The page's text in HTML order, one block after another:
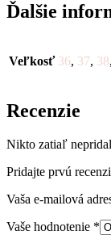
Ďalšie
Veľkosť 36, 37, 38,
Recenzie
Nikto zatiaľ
Pridajte prvú
Vaša e-mailová
Vaše hodnotenie *